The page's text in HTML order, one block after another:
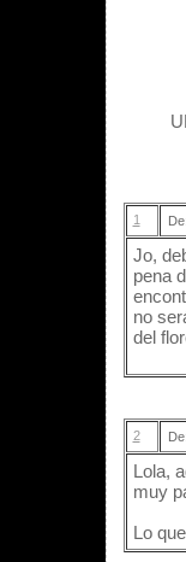
1 De:
Jo,
pena
no
del
2 De:
Lola,
muy
Lo